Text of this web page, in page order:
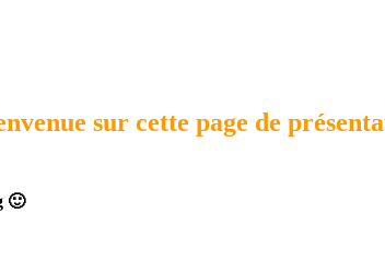
sur cette page de
🙂